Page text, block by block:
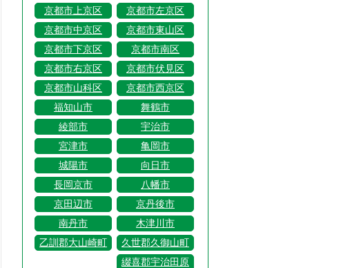
京都市上京区
京都市左京区
京都市中京区
京都市東山区
京都市下京区
京都市南区
京都市右京区
京都市伏見区
京都市山科区
京都市西京区
福知山市
舞鶴市
綾部市
宇治市
宮津市
亀岡市
城陽市
向日市
長岡京市
八幡市
京田辺市
京丹後市
南丹市
木津川市
乙訓郡大山崎町
久世郡久御山町
綴喜郡宇治田原